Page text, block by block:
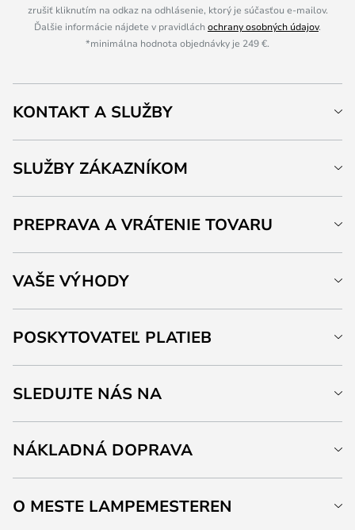
zrušiť kliknutím na odkaz na odhlásenie, ktorý je súčasťou e-mailov.
Ďalšie informácie nájdete v pravidláchochrany osobných údajov.
*minimálna hodnota objednávky je 249 €.
KONTAKT A SLUŽBY
SLUŽBY ZÁKAZNÍKOM
PREPRAVA A VRÁTENIE TOVARU
VAŠE VÝHODY
POSKYTOVATEĽ PLATIEB
SLEDUJTE NÁS NA
NÁKLADNÁ DOPRAVA
O MESTE LAMPEMESTEREN